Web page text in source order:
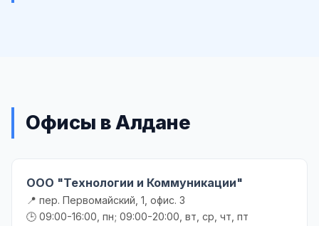
Офисы в Алдане
ООО "Технологии и Коммуникации"
📍 пер. Первомайский, 1, офис. 3
🕒 09:00-16:00, пн; 09:00-20:00, вт, ср, чт, пт